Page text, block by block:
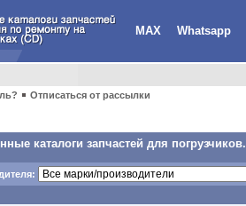
MAX Whatsapp
Отписаться от рассылки
каталоги запчастей для погрузчиков.